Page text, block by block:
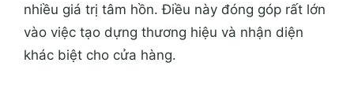
nhiều giá trị tâm hồn. Điều này đóng góp rất lớn
vào việc tạo dựng thương hiệu và nhận diện
khác biệt cho cửa hàng.